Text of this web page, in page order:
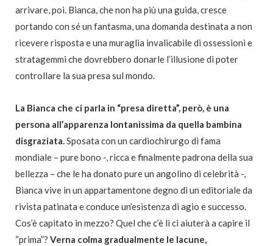
arrivare, poi. Bianca, che non ha più una guida, cresce
portando con sé un fantasma, una domanda destinata a non
ricevere risposta e una muraglia invalicabile di ossessioni e
stratagemmi che dovrebbero donarle l’illusione di poter
controllare la sua presa sul mondo.
La Bianca che ci parla in “presa diretta”, però, è una
persona all’apparenza lontanissima da quella bambina
disgraziata.Sposata con un cardiochirurgo di fama
mondiale – pure bono -, ricca e finalmente padrona della sua
bellezza – che le ha donato pure un angolino di celebrità -,
Bianca vive in un appartamentone degno di un editoriale da
rivista patinata e conduce un’esistenza di agio e successo.
Cos’è capitato in mezzo? Quel che c’è lì ci aiuterà a capire il
“prima”? Verna colma gradualmente le lacune,